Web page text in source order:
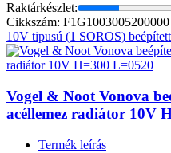
Raktárkészlet:
Cikkszám: F1G1003005200000
10V tipusú (1 SOROS)
Vogel & Noot Vonova
acéllemez radiátor 10V
Termék leírás